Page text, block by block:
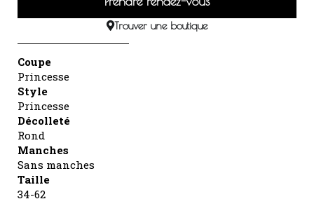
Trouver une boutique
Coupe
Princesse
Style
Princesse
Décolleté
Rond
Manches
Sans manches
Taille
34-62